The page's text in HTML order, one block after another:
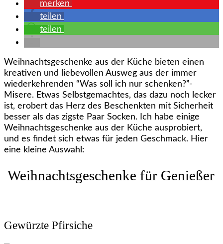
merken
teilen
teilen
Weihnachtsgeschenke aus der Küche bieten einen
kreativen und liebevollen Ausweg aus der immer
wiederkehrenden “Was soll ich nur schenken?”-
Misere. Etwas Selbstgemachtes, das dazu noch lecker
ist, erobert das Herz des Beschenkten mit Sicherheit
besser als das zigste Paar Socken. Ich habe einige
Weihnachtsgeschenke aus der Küche ausprobiert,
und es findet sich etwas für jeden Geschmack. Hier
eine kleine Auswahl:
Weihnachtsgeschenke für Genießer
Gewürzte Pfirsiche